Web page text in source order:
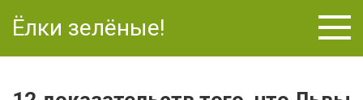
Ёлки зелёные!